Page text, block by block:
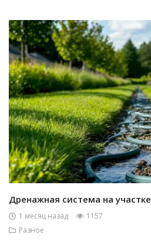
Дренажная система на участке
1 месяц назад
1157
Разное